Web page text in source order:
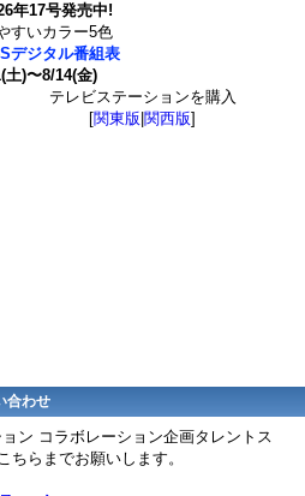
年17号発売中!
すいカラー5色
デジタル番組表
土)〜8/14(金)
テレビステーションを購入
[関東版 関西版]
合わせ
ン コラボレーション企画タレントス
ちらまでお願いします。